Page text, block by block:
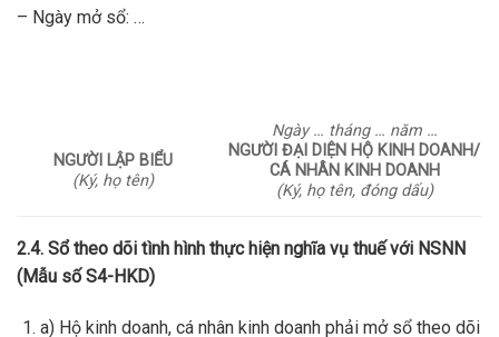
– Ngày mở sổ: …
NGƯỜI LẬP BIỂU
(Ký, họ tên)
Ngày … tháng … năm …
NGƯỜI ĐẠI DIỆN HỘ KINH DOANH/
CÁ NHÂN KINH DOANH
(Ký, họ tên, đóng dấu)
2.4. Sổ theo dõi tình hình thực hiện nghĩa vụ thuế với NSNN
(Mẫu số S4-HKD)
a) Hộ kinh doanh, cá nhân kinh doanh phải mở sổ theo dõi